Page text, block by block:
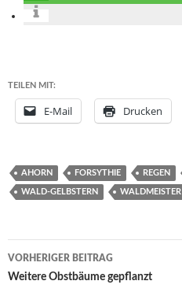
TEILEN MIT:
E-Mail Drucken
AHORN FORSYTHIE REGEN
WALD-GELBSTERN WALDMEISTER
Beitragsnavigation
VORHERIGER BEITRAG
Weitere Obstbäume gepflanzt